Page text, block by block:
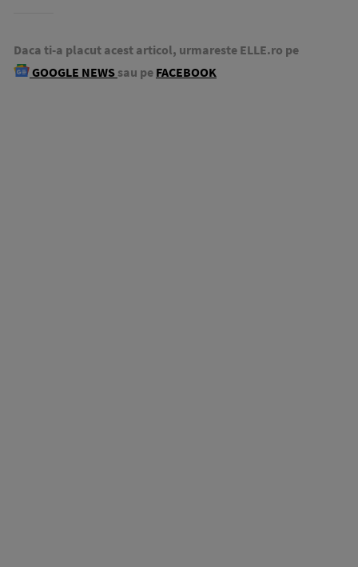
Daca ti-a placut acest articol, urmareste ELLE.ro pe
GOOGLE NEWS sau pe FACEBOOK